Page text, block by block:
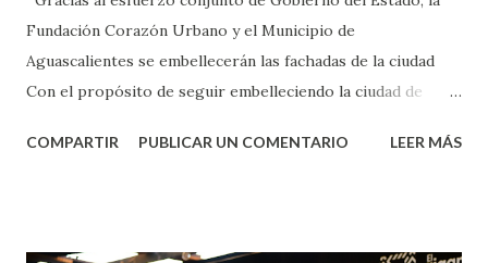
Fundación Corazón Urbano y el Municipio de
Aguascalientes se embellecerán las fachadas de la ciudad
Con el propósito de seguir embelleciendo la ciudad de
municipal, Leo Montañez dio inicio al programa
COMPARTIR PUBLICAR UN COMENTARIO LEER MÁS